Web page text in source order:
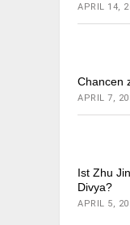
APRIL 14,
Chancen
APRIL 7,
Ist Zhu
Divya?
APRIL 5,